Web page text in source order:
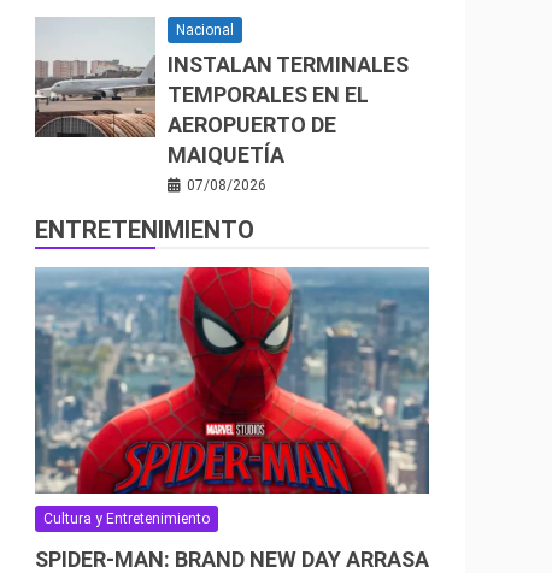
Nacional
INSTALAN TERMINALES
TEMPORALES EN EL
AEROPUERTO DE
MAIQUETÍA
07/08/2026
ENTRETENIMIENTO
Cultura y Entretenimiento
SPIDER-MAN: BRAND NEW DAY ARRASA